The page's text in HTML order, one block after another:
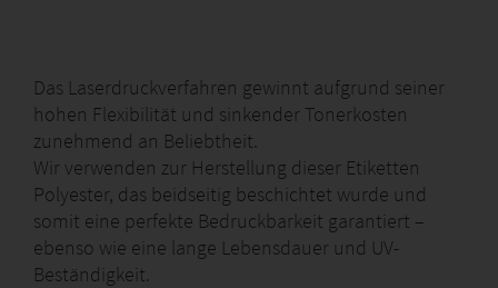
Das Laserdruckverfahren gewinnt aufgrund seiner
hohen Flexibilität und sinkender Tonerkosten
zunehmend an Beliebtheit.
Wir verwenden zur Herstellung dieser Etiketten
Polyester, das beidseitig beschichtet wurde und
somit eine perfekte Bedruckbarkeit garantiert –
ebenso wie eine lange Lebensdauer und UV-
Beständigkeit.